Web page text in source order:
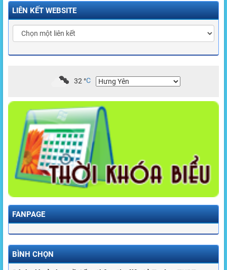
LIÊN KẾT WEBSITE
32 °C
FANPAGE
BÌNH CHỌN